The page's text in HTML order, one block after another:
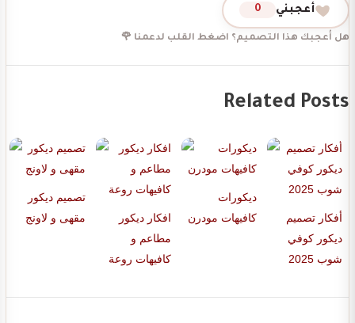
أعجبني 0
هل أعجبك هذا التصميم؟ اضغط القلب لدعمنا 🌹
Related Posts
تصميم ديكور
مقهى و لاونج
افكار ديكور
مطاعم و
كافيهات روعة
ديكورات
كافيهات مودرن
أفكار تصميم
ديكور كوفي
شوب 2025